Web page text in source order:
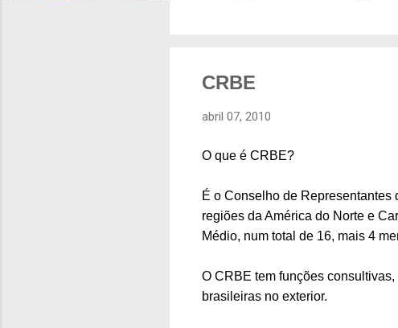
CRBE
abril 07, 2010
O que é CRBE?
É o Conselho de Representantes
regiões da América do Norte e
Médio, num total de 16, mais 4
O CRBE tem funções
brasileiras no exterior.